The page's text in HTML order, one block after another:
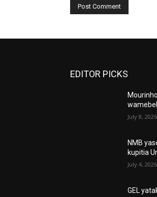
EDITOR PICKS
July 8, 2026
NMB
kupitia
July 4, 2026
GEL